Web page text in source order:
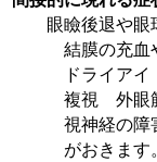
眼瞼後退や眼
結膜の充血
ドライアイ
複視 外眼
視神経の障
おきます。